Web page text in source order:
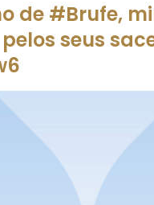
de #Brufe,
seus